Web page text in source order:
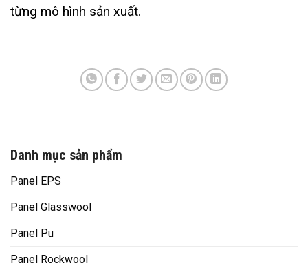
từng mô hình sản xuất.
Danh mục sản phẩm
Panel EPS
Panel Glasswool
Panel Pu
Panel Rockwool